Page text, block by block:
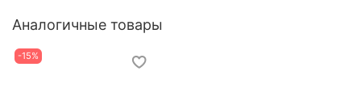
Аналогичные товары
-15%